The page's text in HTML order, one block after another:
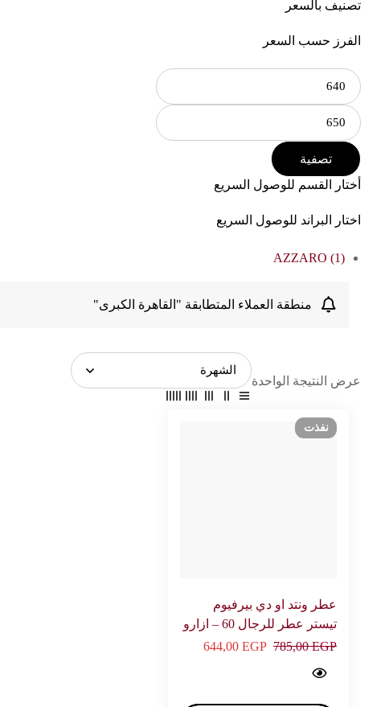
تصنيف بالسعر
الفرز حسب السعر
تصفية
أختار القسم للوصول السريع
اختار البراند للوصول السريع
AZZARO (1)
منطقة العملاء المتطابقة "القاهرة الكبرى"
عرض النتيجة الواحدة
نفذت
عطر ونتد او دي بيرفيوم
تيستر عطر للرجال 60 – ازارو
785,00EGP
644,00 EGP
Wanted Tester eau de parfum For men 60 - AZZARO…